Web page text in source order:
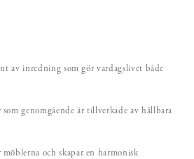
av inredning som gör vardagslivet både
genomgående är tillverkade av hållbara
och skapar en harmonisk